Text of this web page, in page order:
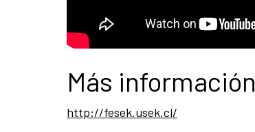
Más información
http://fesek.usek.cl/